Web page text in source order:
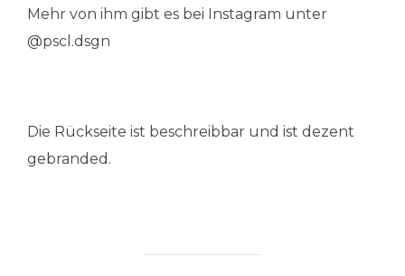
Mehr von ihm gibt es bei Instagram unter
@pscl.dsgn
Die Rückseite ist beschreibbar und ist dezent
gebranded.